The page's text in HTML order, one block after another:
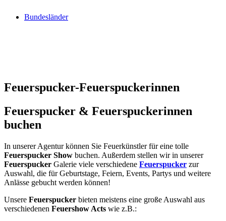
Bundesländer
Feuerspucker-Feuerspuckerinnen
Feuerspucker & Feuerspuckerinnen
buchen
In unserer Agentur können Sie Feuerkünstler für eine tolle
Feuerspucker Show buchen. Außerdem stellen wir in unserer
Feuerspucker Galerie viele verschiedene Feuerspucker zur
Auswahl, die für Geburtstage, Feiern, Events, Partys und weitere
Anlässe gebucht werden können!
Unsere Feuerspucker bieten meistens eine große Auswahl aus
verschiedenen Feuershow Acts wie z.B.: